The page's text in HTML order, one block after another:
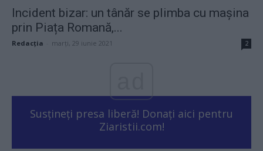
Incident bizar: un tânăr se plimba cu mașina
prin Piața Romană,...
Redacţia marți, 29 iunie 2021 2
Susțineți presa liberă! Donați aici pentru
Ziaristii.com!